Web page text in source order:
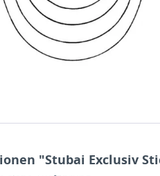
"Stubai Exclusiv